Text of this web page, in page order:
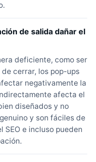
de salida dañar el
deficiente, como ser
cerrar, los pop-ups
negativamente la
afecta el
diseñados y no
y son fáciles de
SEO e incluso pueden